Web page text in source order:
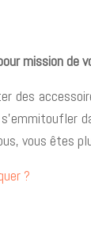
mission de
des
vous êtes
?